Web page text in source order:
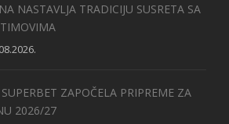
NASTAVLJA TRADICIJU SUSRETA SA
ZAPOČELA PRIPREME ZA
2026/27